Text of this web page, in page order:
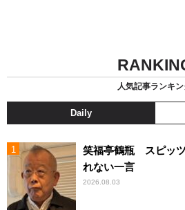
人気記事ランキ
Daily
笑福亭鶴瓶 スピッ
れない一言
2026.08.03